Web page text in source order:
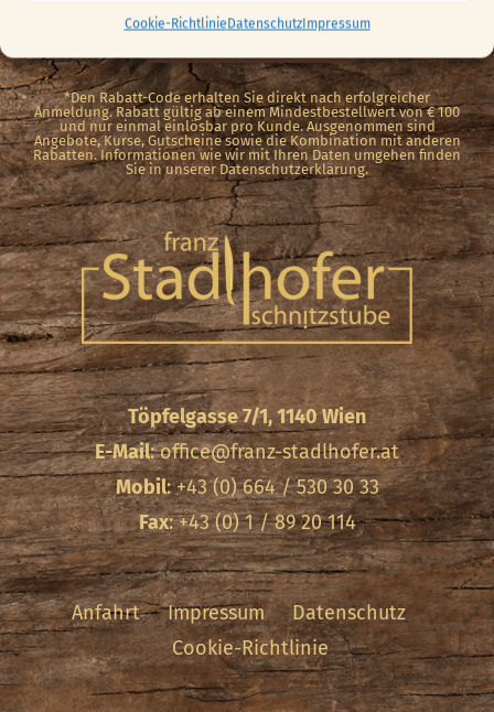
Cookie-RichtlinieDatenschutzImpressum
*Den Rabatt-Code erhalten Sie direkt nach erfolgreicher
Anmeldung. Rabatt gültig ab einem Mindestbestellwert von € 100
und nur einmal einlösbar pro Kunde. Ausgenommen sind
Angebote, Kurse, Gutscheine sowie die Kombination mit anderen
Rabatten. Informationen wie wir mit Ihren Daten umgehen finden
Sie in unserer Datenschutzerklärung.
Töpfelgasse 7/1, 1140 Wien
E-Mail:office@franz-stadlhofer.at
Mobil: +43 (0) 664 / 530 30 33
Fax: +43 (0) 1 / 89 20 114
Anfahrt Impressum
Datenschutz
Cookie-Richtlinie